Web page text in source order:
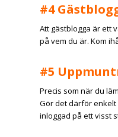
#4
Att gästblogga är ett
på vem du är. Kom
#5
Precis som när du
Gör det därför
inloggad på ett visst